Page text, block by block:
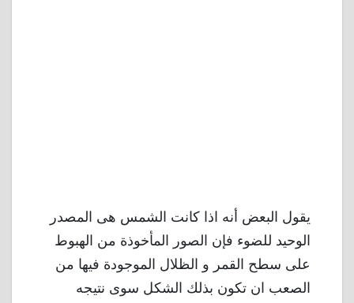
يقول البعض أنه اذا كانت الشمس هى المصدر
الوحيد للضوء فإن الصور المأخوذة من الهبوط
على سطح القمر و الظلال الموجودة فيها من
الصعب ان تكون بذلك الشكل سوى نتيجه